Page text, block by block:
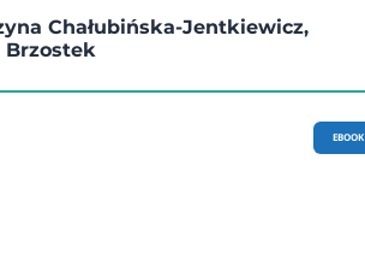
Chałubińska-Jentkiewicz,
Brzostek
EBOOK